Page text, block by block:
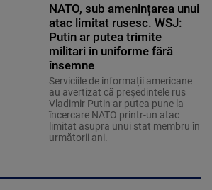
NATO, sub amenințarea unui
atac limitat rusesc. WSJ:
Putin ar putea trimite
militari în uniforme fără
însemne
Serviciile de informații americane
au avertizat că președintele rus
Vladimir Putin ar putea pune la
încercare NATO printr-un atac
limitat asupra unui stat membru în
următorii ani.